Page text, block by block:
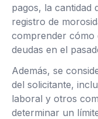
pagos, la cantidad
registro de
comprender cómo
deudas en el
Además, se
del solicitante,
laboral y otros
determinar un